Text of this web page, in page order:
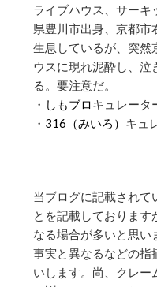
ライブハウス、サーキ
県豊川市出身、京都市
生息しているが、突然
ウスに現れ泥酔し、泣
る。要注意だ。
・ しもブロキュレータ
・ 316（みいろ） キュ
当ブログに記載されて
とを記載しておりま
なる場合が多いと思い
事実と異なるなどの指
いします。尚、クレー